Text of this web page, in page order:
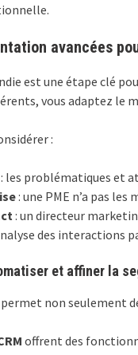
avancées
est une étape clé
vous adaptez le
:
: les problématiques et
: une PME n’a pas
: un directeur
des interactions
et affiner la
permet non seulement
offrent des